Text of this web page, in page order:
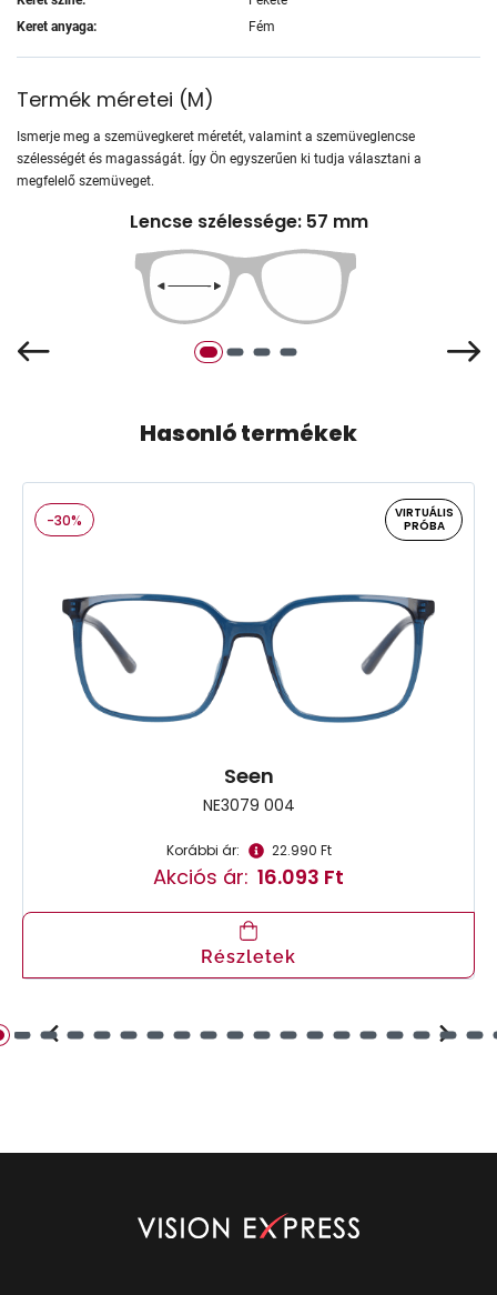
Keret anyaga:
Fém
Termék méretei (M)
Ismerje meg a szemüvegkeret méretét, valamint a szemüveglencse
szélességét és magasságát. Így Ön egyszerűen ki tudja választani a
megfelelő szemüveget.
Lencse szélessége: 57 mm
Hasonló termékek
-30%
VIRTUÁLIS
PRÓBA
Seen
NE3079 004
Korábbi ár: 22.990 Ft
Akciós ár: 16.093 Ft
Részletek